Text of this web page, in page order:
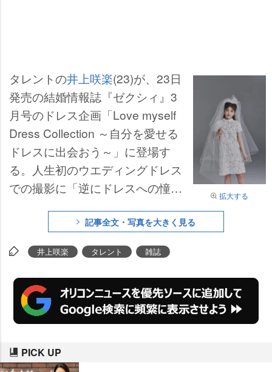
拡大する
タレントの井上咲楽(23)が、23日
発売の結婚情報誌『ゼクシィ』3
月号のドレス企画「Love myself
Dress Collection ～自分を愛せる
ドレスに出会おう～」に登場す
る。人生初のウエディングドレス
での撮影に「逆にドレスへの憧れ
記事全文・写真を大きく見る
井上咲楽 タレント 雑誌
PICK UP